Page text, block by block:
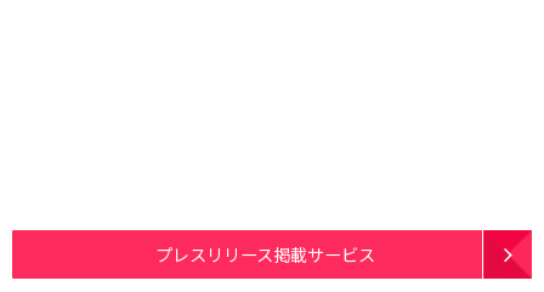
プレスリリース掲載サービス